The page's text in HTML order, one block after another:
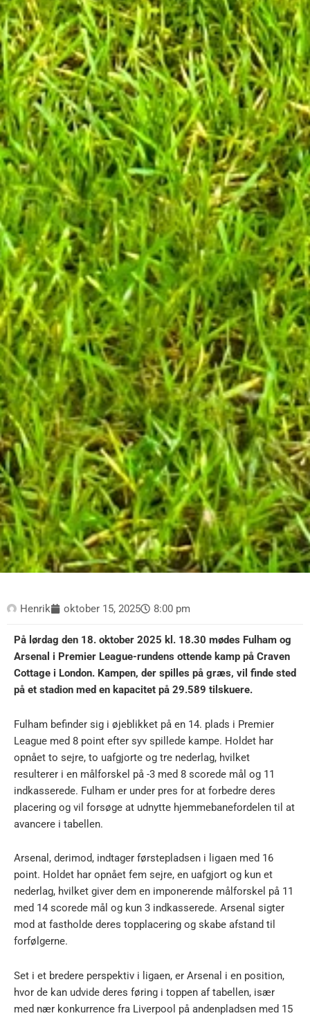
Henrik oktober 15, 2025 8:00 pm
På lørdag den 18. oktober 2025 kl. 18.30 mødes Fulham og
Arsenal i Premier League-rundens ottende kamp på Craven
Cottage i London. Kampen, der spilles på græs, vil finde sted
på et stadion med en kapacitet på 29.589 tilskuere.
Fulham befinder sig i øjeblikket på en 14. plads i Premier
League med 8 point efter syv spillede kampe. Holdet har
opnået to sejre, to uafgjorte og tre nederlag, hvilket
resulterer i en målforskel på -3 med 8 scorede mål og 11
indkasserede. Fulham er under pres for at forbedre deres
placering og vil forsøge at udnytte hjemmebanefordelen til at
avancere i tabellen.
Arsenal, derimod, indtager førstepladsen i ligaen med 16
point. Holdet har opnået fem sejre, en uafgjort og kun et
nederlag, hvilket giver dem en imponerende målforskel på 11
med 14 scorede mål og kun 3 indkasserede. Arsenal sigter
mod at fastholde deres topplacering og skabe afstand til
forfølgerne.
Set i et bredere perspektiv i ligaen, er Arsenal i en position,
hvor de kan udvide deres føring i toppen af tabellen, især
med nær konkurrence fra Liverpool på andenpladsen med 15